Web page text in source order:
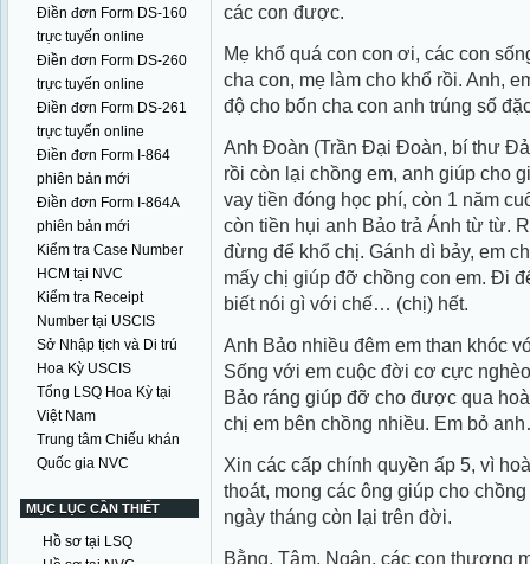
Điền đơn Form DS-160
trực tuyến online
Điền đơn Form DS-260
trực tuyến online
Điền đơn Form DS-261
trực tuyến online
Điền đơn Form I-864
phiên bản mới
Điền đơn Form I-864A
phiên bản mới
Kiểm tra Case Number
HCM tại NVC
Kiểm tra Receipt
Number tại USCIS
Sở Nhập tịch và Di trú
Hoa Kỳ USCIS
Tổng LSQ Hoa Kỳ tại
Việt Nam
Trung tâm Chiếu khán
Quốc gia NVC
MỤC LỤC CẦN THIẾT
Hồ sơ tại LSQ
các con được.
Mẹ khổ quá con con ơi, các con
cha con, mẹ làm cho khổ rồi. Anh,
độ cho bốn cha con anh trúng số
Anh Đoàn (Trần Đại Đoàn, bí thư
rồi còn lại chồng em, anh giúp cho
vay tiền đóng học phí, còn 1 năm
còn tiền hụi anh Bảo trả Ánh từ từ.
đừng để khổ chị. Gánh dì bảy, em
mấy chị giúp đỡ chồng con em. Đi
biết nói gì với chế… (chị) hết.
Anh Bảo nhiều đêm em than khóc
Sống với em cuộc đời cơ cực
Bảo ráng giúp đỡ cho được qua
chị em bên chồng nhiều. Em bỏ
Xin các cấp chính quyền ấp 5, vì
thoát, mong các ông giúp cho
ngày tháng còn lại trên đời.
Bằng, Tâm, Ngân, các con thương